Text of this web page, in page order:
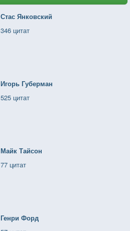
Стас Янковский
346 цитат
Игорь Губерман
525 цитат
Майк Тайсон
77 цитат
Генри Форд